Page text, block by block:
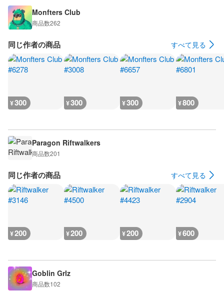
Monfters Club
商品数262
同じ作者の商品 すべて見る
¥300 ¥300 ¥300 ¥800
Paragon Riftwalkers
商品数201
同じ作者の商品 すべて見る
¥200 ¥200 ¥200 ¥600
Goblin Grlz
商品数102